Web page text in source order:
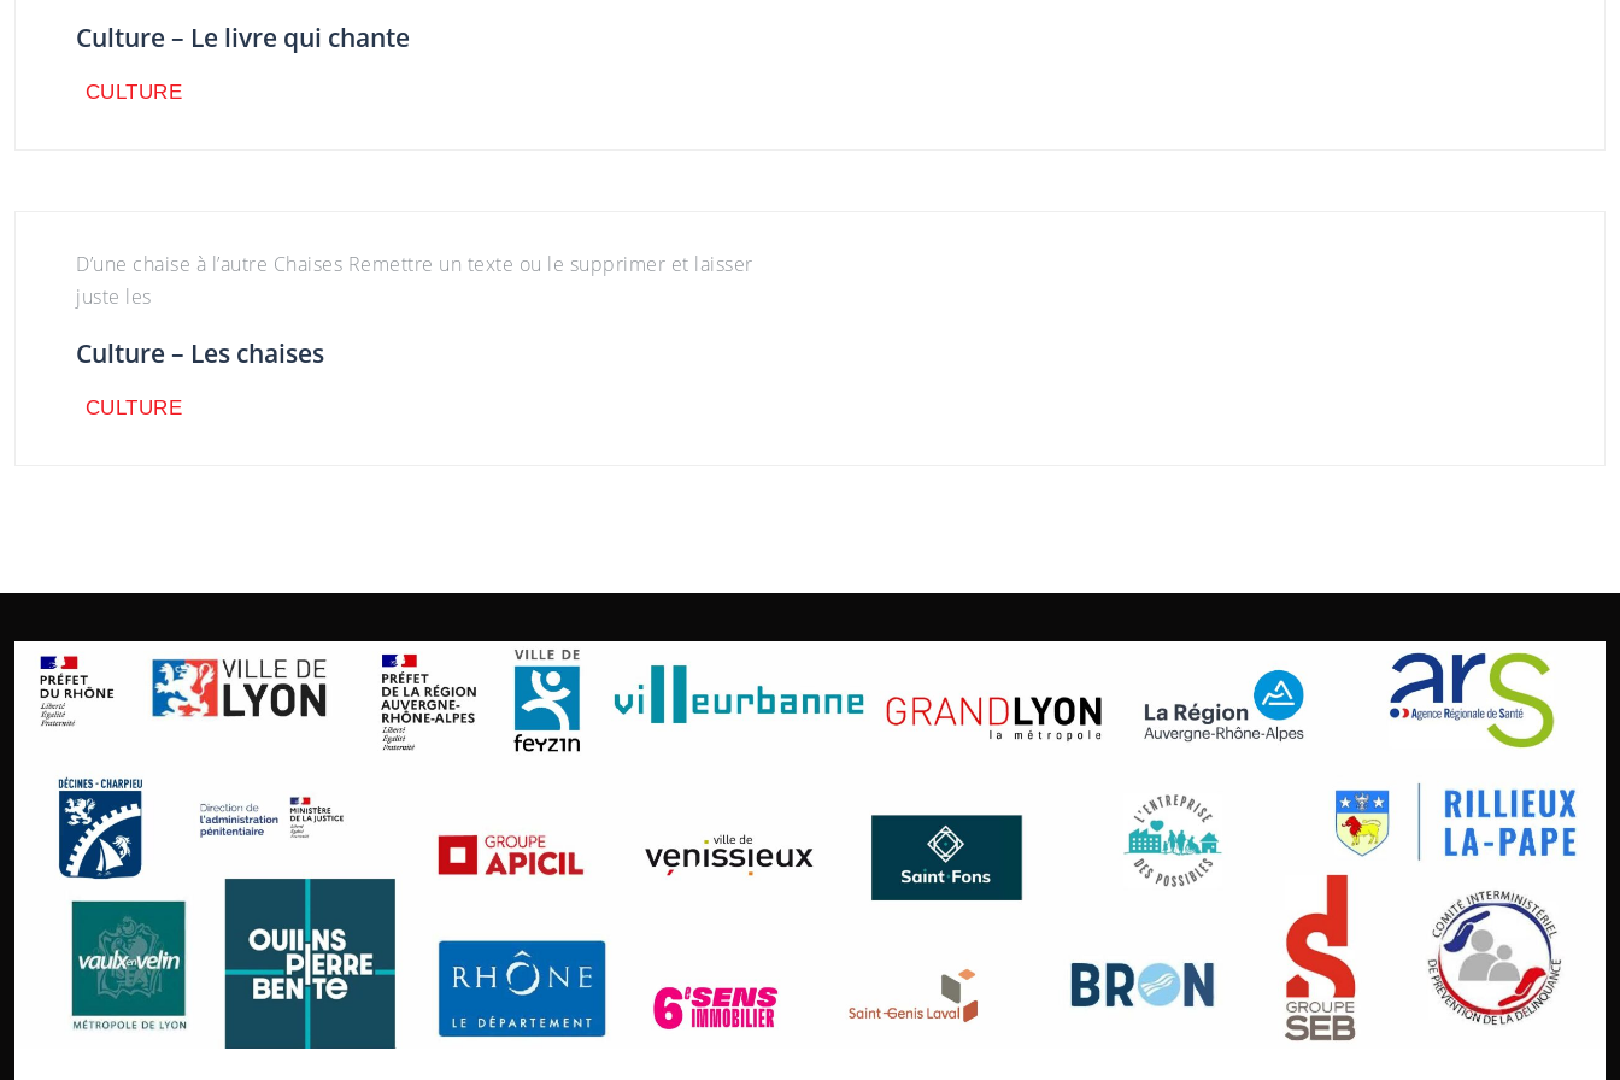
Culture – Le livre qui chante
CULTURE
D’une chaise à l’autre Chaises Remettre un texte ou le supprimer et laisser
juste les
Culture – Les chaises
CULTURE